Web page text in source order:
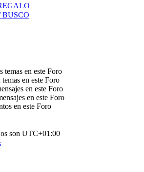
temas en este Foro
temas en este Foro
en este Foro
en este Foro
en este Foro
son UTC+01:00